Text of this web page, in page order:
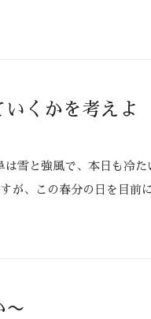
くかを考えよ
雪と強風で、本日も冷た
が、この春分の日を目前
〜